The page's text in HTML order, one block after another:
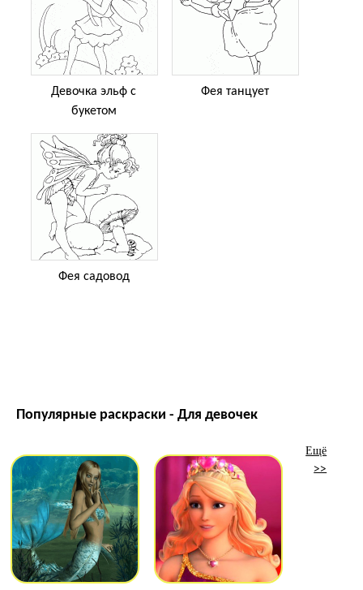
Девочка эльф с
букетом
Фея танцует
Фея садовод
Популярные раскраски - Для девочек
Ещё
>>